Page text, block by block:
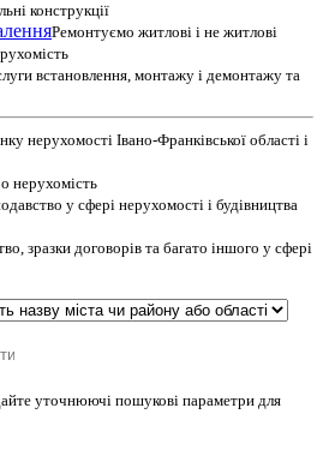
конструкції
Ремонтуємо житлові і не житлові
встановлення, монтажу і демонтажу та
нерухомості Івано-Франківської області і
нерухомість
у сфері нерухомості і будівництва
зразки договорів та багато іншого у сфері
уточнюючі пошукові параметри для